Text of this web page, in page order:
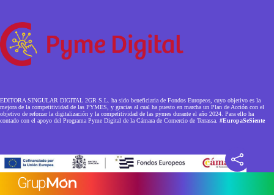
EDITORA SINGULAR DIGITAL 2GR S.L. ha sido beneficiaria de Fondos Europeos, cuyo objetivo es la
mejora de la competitividad de las PYMES, y gracias al cual ha puesto en marcha un Plan de Acción con el
objetivo de reforzar la digitalización y la competitividad de las pymes durante el año 2024. Para ello ha
contado con el apoyo del Programa Pyme Digital de la Cámara de Comercio de Terrassa. #EuropaSeSiente